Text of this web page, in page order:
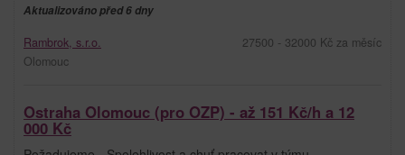
Aktualizováno před 6 dny
Rambrok, s.r.o.
Olomouc
27500 - 32000 Kč za měsíc
Ostraha Olomouc (pro OZP) - až 151 Kč/h a 12
000 Kč